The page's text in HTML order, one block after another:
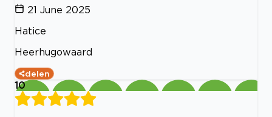
21 June 2025
Hatice
Heerhugowaard
delen
10